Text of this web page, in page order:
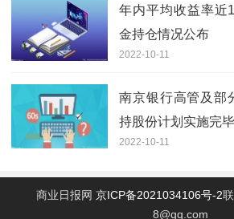
年内平均收益率近
金持仓情况公布
2022-10-11
南京银行高管及部
持股份计划实施完毕
2022-10-11
商业日报网 京ICP备2021034106号-2
8@qq.com